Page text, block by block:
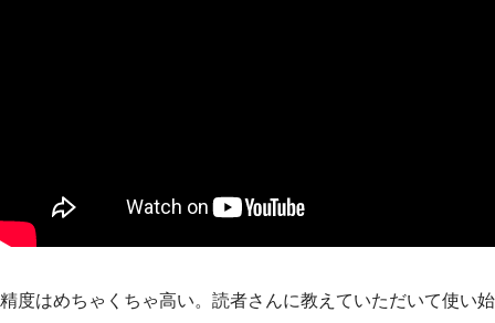
精度はめちゃくちゃ高い。読者さんに教えていただいて使い始